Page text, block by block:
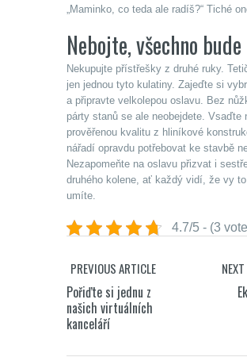
„Maminko, co teda ale radíš?“ Tiché
Nebojte, všechno bude
Nekupujte přístřešky z druhé ruky.
jen jednou tyto kulatiny. Zajeďte si
a připravte velkolepou oslavu. Bez
párty stanů se ale neobejdete. Vsaďte
prověřenou kvalitu z hliníkové
nářadí opravdu potřebovat ke stavbě
Nezapomeňte na oslavu přizvat i
druhého kolene, ať každý vidí, že vy
umíte.
4.7/5 - (3
PREVIOUS ARTICLE
Pořiďte si jednu z
našich virtuálních
kanceláří